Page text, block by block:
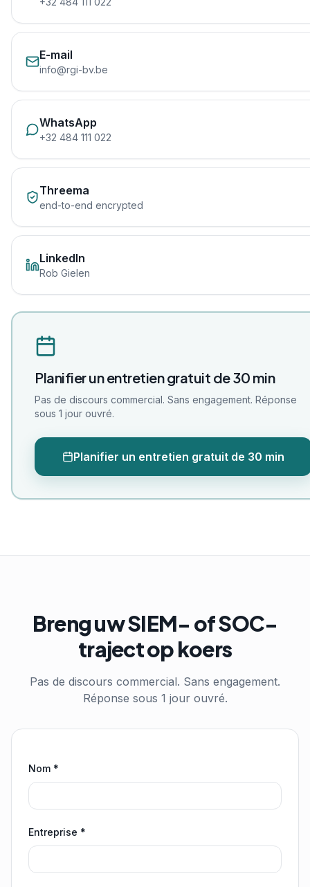
E-mail
info@rgi-bv.be
WhatsApp
+32 484 111 022
Threema
end-to-end encrypted
LinkedIn
Rob Gielen
Planifier un entretien gratuit de 30 min
Pas de discours commercial. Sans engagement. Réponse
sous 1 jour ouvré.
Planifier un entretien gratuit de 30 min
Breng uw SIEM- of SOC-
traject op koers
Pas de discours commercial. Sans engagement.
Réponse sous 1 jour ouvré.
Nom *
Entreprise *